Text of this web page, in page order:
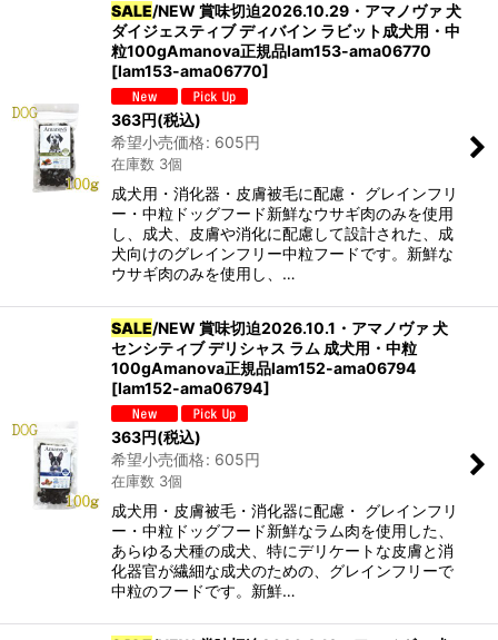
SALE/NEW 賞味切迫2026.10.29・アマノヴァ 犬
ダイジェスティブ ディバイン ラビット成犬用・中
粒100gAmanova正規品lam153-ama06770
[lam153-ama06770]
363円(税込)
希望小売価格: 605円
在庫数 3個
成犬用・消化器・皮膚被毛に配慮・ グレインフリ
ー・中粒ドッグフード新鮮なウサギ肉のみを使用
し、成犬、皮膚や消化に配慮して設計された、成
犬向けのグレインフリー中粒フードです。新鮮な
ウサギ肉のみを使用し、…
SALE/NEW 賞味切迫2026.10.1・アマノヴァ 犬
センシティブ デリシャス ラム 成犬用・中粒
100gAmanova正規品lam152-ama06794
[lam152-ama06794]
363円(税込)
希望小売価格: 605円
在庫数 3個
成犬用・皮膚被毛・消化器に配慮・ グレインフリ
ー・中粒ドッグフード新鮮なラム肉を使用した、
あらゆる犬種の成犬、特にデリケートな皮膚と消
化器官が繊細な成犬のための、グレインフリーで
中粒のフードです。新鮮…